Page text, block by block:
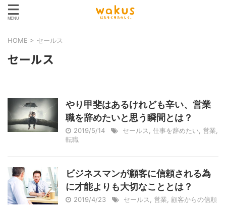
HOME > セールス
セールス
やり甲斐はあるけれども辛い、営業
職を辞めたいと思う瞬間とは？
2019/5/14 セールス 仕事を辞めたい 営業
転職
ビジネスマンが顧客に信頼される為
に才能よりも大切なこととは？
2019/4/23 セールス 営業 顧客からの信頼